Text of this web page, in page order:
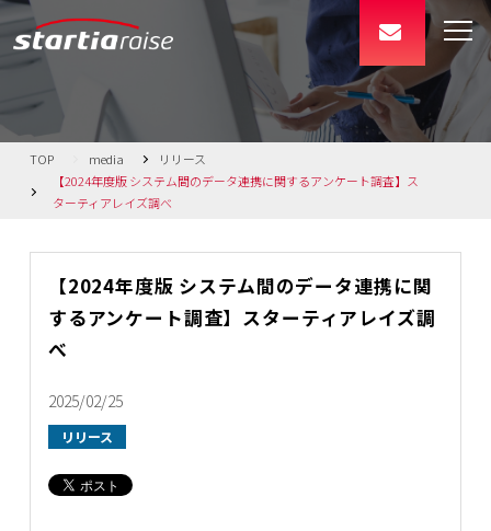
TOP media
リリース
【2024年度版 システム間のデータ連携に関するアンケート調査】ス
ターティアレイズ調べ
【2024年度版 システム間のデータ連携に関
するアンケート調査】スターティアレイズ調
べ
2025/02/25
リリース